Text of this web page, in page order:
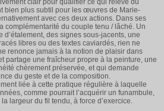
clair pour qualifier ce qui relève du
bien plus subtil pour les œuvres de Marie-
avec ces deux actions. Dans ses
complémentarité du couple tenu / lâché. Un
d’étalement, des signes sous-jacents, une
libres ou des textes caviardés, rien ne
renonce jamais à la notion de plaisir dans
partage une fraîcheur propre à la peinture, une
chèrement préservée, et qui demande
du geste et de la composition.
liée à cette pratique régulière à laquelle
comme pourrait l’acquérir un funambule,
largeur du fil tendu, à force d’exercice.